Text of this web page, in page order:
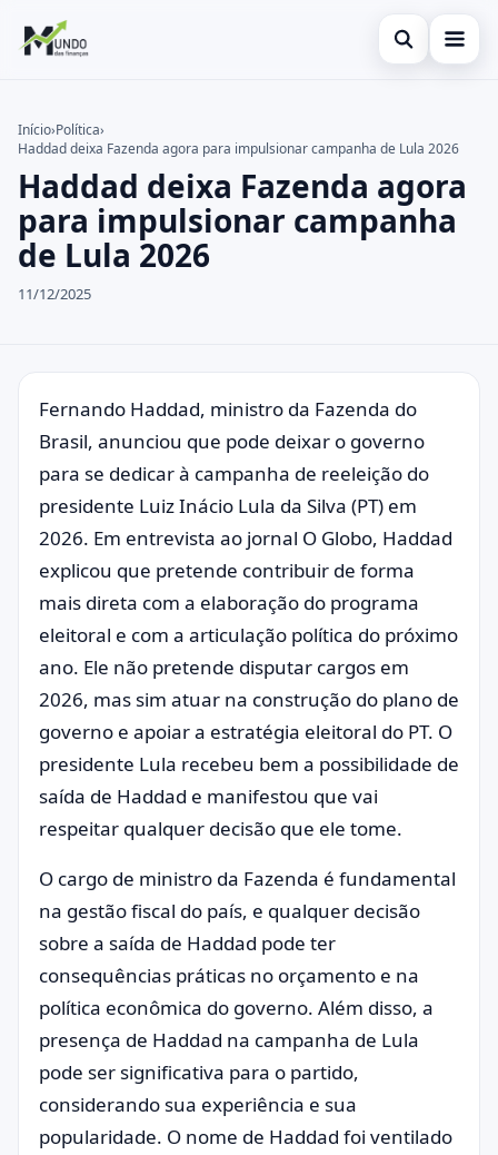
Abrir busca
Economia
Buscar no site
Buscar por:
Pressione Enter para buscar ou ESC para fechar.
Início›Política›
Haddad deixa Fazenda agora para impulsionar campanha de Lula 2026
Haddad deixa Fazenda agora
para impulsionar campanha
de Lula 2026
11/12/2025
Fernando Haddad, ministro da Fazenda do
Brasil, anunciou que pode deixar o governo
para se dedicar à campanha de reeleição do
presidente Luiz Inácio Lula da Silva (PT) em
2026. Em entrevista ao jornal O Globo, Haddad
explicou que pretende contribuir de forma
mais direta com a elaboração do programa
eleitoral e com a articulação política do próximo
ano. Ele não pretende disputar cargos em
2026, mas sim atuar na construção do plano de
governo e apoiar a estratégia eleitoral do PT. O
presidente Lula recebeu bem a possibilidade de
saída de Haddad e manifestou que vai
respeitar qualquer decisão que ele tome.
O cargo de ministro da Fazenda é fundamental
na gestão fiscal do país, e qualquer decisão
sobre a saída de Haddad pode ter
consequências práticas no orçamento e na
política econômica do governo. Além disso, a
presença de Haddad na campanha de Lula
pode ser significativa para o partido,
considerando sua experiência e sua
popularidade. O nome de Haddad foi ventilado